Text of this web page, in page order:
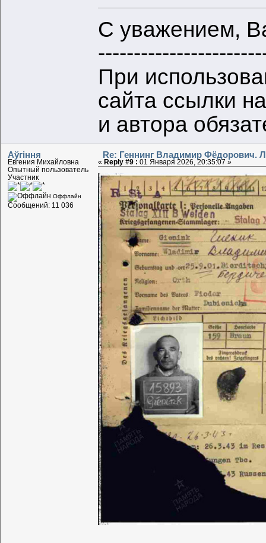
С уважением,
При
сайта ссылки
и автора
Aўгiння
Евгения Михайловна
Опытный пользователь
Участник
Оффлайн
Сообщений: 11 036
Re: Геннинг Владимир Фёдорович.
« Reply #9 : 01 Января 2026, 20:35:07 »